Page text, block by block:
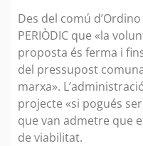
Des del comú
PERIÒDIC que «la
proposta és ferma i
del pressupost
marxa».
projecte «si pogués
que van admetre que
de viabilitat.